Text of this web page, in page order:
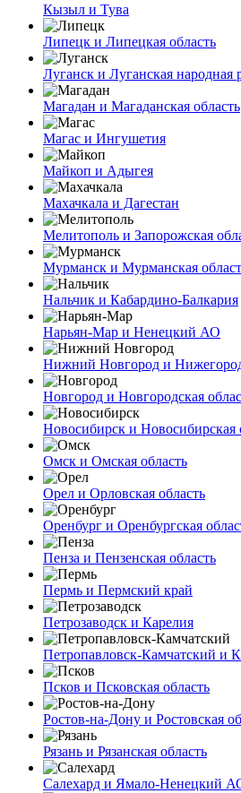
Кызыл и Тува
Липецк и Липецкая область
Луганск и Луганская народная
Магадан и Магаданская область
Магас и Ингушетия
Майкоп и Адыгея
Махачкала и Дагестан
Мелитополь и Запорожская
Мурманск и Мурманская
Нальчик и Кабардино-Балкария
Нарьян-Мар и Ненецкий АО
Нижний Новгород и
Новгород и Новгородская
Новосибирск и Новосибирская
Омск и Омская область
Орел и Орловская область
Оренбург и Оренбургская
Пенза и Пензенская область
Пермь и Пермский край
Петрозаводск и Карелия
Петропавловск-Камчатский и
Псков и Псковская область
Ростов-на-Дону и Ростовская
Рязань и Рязанская область
Салехард и Ямало-Ненецкий